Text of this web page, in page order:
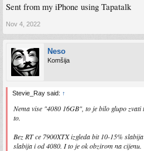
Sent from my iPhone using Tapatalk
Nov 4, 2022
Neso
Komšija
Stevie_Ray said: ↑
Nema vise "4080 16GB", to je bilo glupo
to.
Bez RT ce 7900XTX izgleda bit 10-15%
slabija i od 4080. I to je ok obzirom na cijenu.